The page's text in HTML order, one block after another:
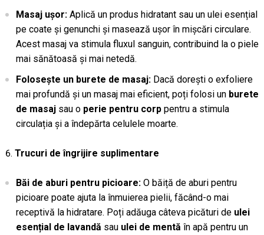
Masaj ușor:Aplică un produs hidratant sau un ulei esențial
pe coate și genunchi și masează ușor în mișcări circulare.
Acest masaj va stimula fluxul sanguin, contribuind la o piele
mai sănătoasă și mai netedă.
Folosește un burete de masaj:Dacă dorești o exfoliere
mai profundă și un masaj mai eficient, poți folosi un burete
de masajsau o perie pentru corppentru a stimula
circulația și a îndepărta celulele moarte.
Trucuri de îngrijire suplimentare
Băi de aburi pentru picioare:O băiță de aburi pentru
picioare poate ajuta la înmuierea pielii, făcând-o mai
receptivă la hidratare. Poți adăuga câteva picături de ulei
esențial de lavandă sau ulei de mentă în apă pentru un